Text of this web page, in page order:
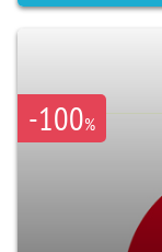
-100%